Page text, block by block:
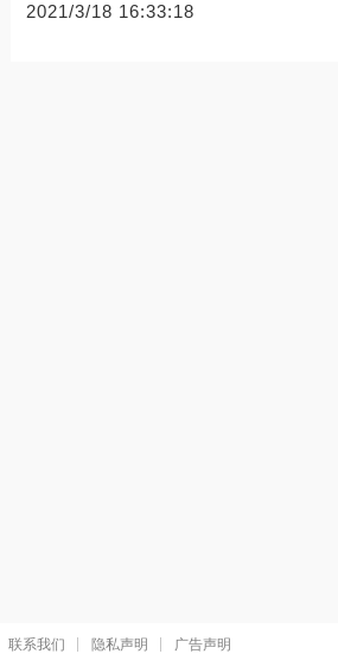
2021/3/18 16:33:18
联系我们 隐私声明 广告声明